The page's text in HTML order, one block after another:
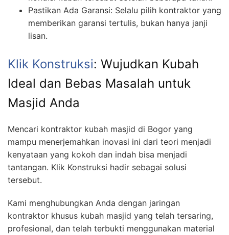
Pastikan Ada Garansi: Selalu pilih kontraktor yang
memberikan garansi tertulis, bukan hanya janji
lisan.
Klik Konstruksi: Wujudkan Kubah
Ideal dan Bebas Masalah untuk
Masjid Anda
Mencari kontraktor kubah masjid di Bogor yang
mampu menerjemahkan inovasi ini dari teori menjadi
kenyataan yang kokoh dan indah bisa menjadi
tantangan. Klik Konstruksi hadir sebagai solusi
tersebut.
Kami menghubungkan Anda dengan jaringan
kontraktor khusus kubah masjid yang telah tersaring,
profesional, dan telah terbukti menggunakan material